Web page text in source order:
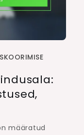
määratud